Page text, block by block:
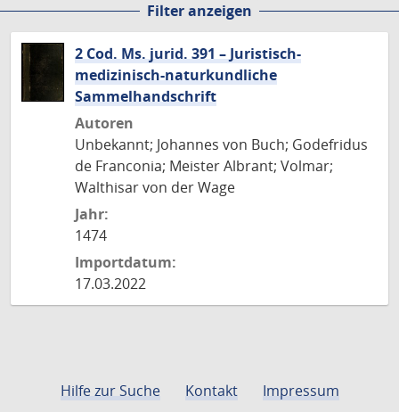
Filter anzeigen
2 Cod. Ms. jurid. 391 – Juristisch-
medizinisch-naturkundliche
Sammelhandschrift
Autoren
Unbekannt; Johannes von Buch; Godefridus
de Franconia; Meister Albrant; Volmar;
Walthisar von der Wage
Jahr:
1474
Importdatum:
17.03.2022
Hilfe zur Suche Kontakt
Impressum